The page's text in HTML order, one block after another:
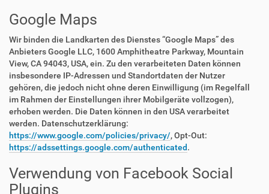
Google Maps
Wir binden die Landkarten des Dienstes “Google Maps” des
Anbieters Google LLC, 1600 Amphitheatre Parkway, Mountain
View, CA 94043, USA, ein. Zu den verarbeiteten Daten können
insbesondere IP-Adressen und Standortdaten der Nutzer
gehören, die jedoch nicht ohne deren Einwilligung (im Regelfall
im Rahmen der Einstellungen ihrer Mobilgeräte vollzogen),
erhoben werden. Die Daten können in den USA verarbeitet
werden. Datenschutzerklärung:
https://www.google.com/policies/privacy/, Opt-Out:
https://adssettings.google.com/authenticated.
Verwendung von Facebook Social
Plugins